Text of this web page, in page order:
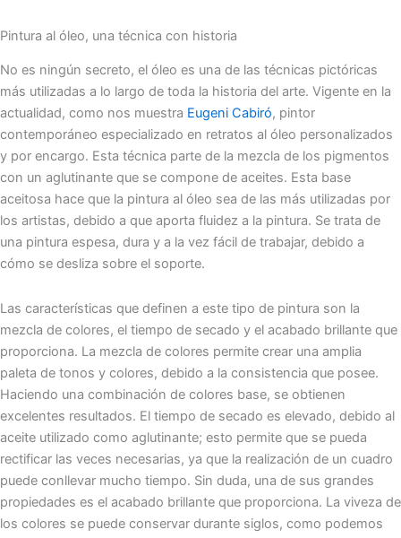
Pintura al óleo, una técnica con historia
No es ningún secreto, el óleo es una de las técnicas pictóricas
más utilizadas a lo largo de toda la historia del arte. Vigente en la
actualidad, como nos muestra Eugeni Cabiró, pintor
contemporáneo especializado en retratos al óleo personalizados
y por encargo. Esta técnica parte de la mezcla de los pigmentos
con un aglutinante que se compone de aceites. Esta base
aceitosa hace que la pintura al óleo sea de las más utilizadas por
los artistas, debido a que aporta fluidez a la pintura. Se trata de
una pintura espesa, dura y a la vez fácil de trabajar, debido a
cómo se desliza sobre el soporte.
Las características que definen a este tipo de pintura son la
mezcla de colores, el tiempo de secado y el acabado brillante que
proporciona. La mezcla de colores permite crear una amplia
paleta de tonos y colores, debido a la consistencia que posee.
Haciendo una combinación de colores base, se obtienen
excelentes resultados. El tiempo de secado es elevado, debido al
aceite utilizado como aglutinante; esto permite que se pueda
rectificar las veces necesarias, ya que la realización de un cuadro
puede conllevar mucho tiempo. Sin duda, una de sus grandes
propiedades es el acabado brillante que proporciona. La viveza de
los colores se puede conservar durante siglos, como podemos